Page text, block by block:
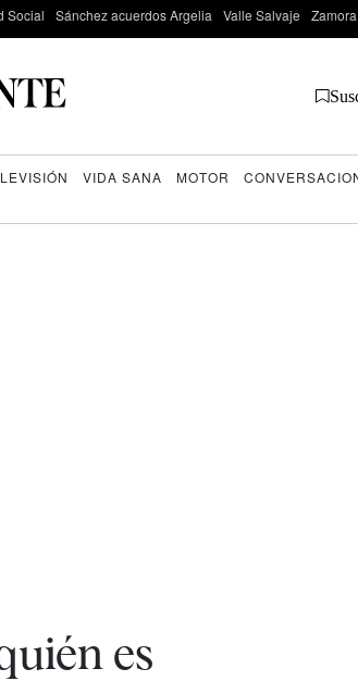
Social Sánchez acuerdos Argelia Valle Salvaje
VIDA SANA MOTOR
es